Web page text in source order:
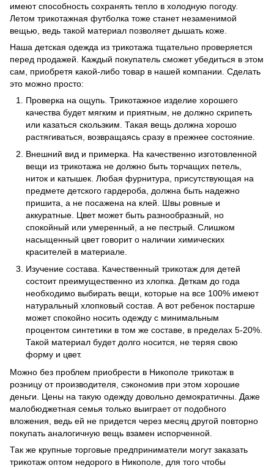
имеют способность сохранять тепло в холодную погоду.
Летом трикотажная футболка тоже станет незаменимой
вещью, ведь такой материал позволяет дышать коже.
Наша детская одежда из трикотажа тщательно проверяется
перед продажей. Каждый покупатель сможет убедиться в этом
сам, приобретя какой-либо товар в нашей компании. Сделать
это можно просто:
Проверка на ощупь. Трикотажное изделие хорошего
качества будет мягким и приятным, не должно скрипеть
или казаться скользким. Такая вещь должна хорошо
растягиваться, возвращаясь сразу в прежнее состояние.
Внешний вид и примерка. На качественно изготовленной
вещи из трикотажа не должно быть торчащих петель,
ниток и катышек. Любая фурнитура, присутствующая на
предмете детского гардероба, должна быть надежно
пришита, а не посажена на клей. Швы ровные и
аккуратные. Цвет может быть разнообразный, но
спокойный или умеренный, а не пестрый. Слишком
насыщенный цвет говорит о наличии химических
красителей в материале.
Изучение состава. Качественный трикотаж для детей
состоит преимущественно из хлопка. Деткам до года
необходимо выбирать вещи, которые на все 100% имеют
натуральный хлопковый состав. А вот ребенок постарше
может спокойно носить одежду с минимальным
процентом синтетики в том же составе, в пределах 5-20%.
Такой материал будет долго носится, не теряя свою
форму и цвет.
Можно без проблем приобрести в Никополе трикотаж в
розницу от производителя, сэкономив при этом хорошие
деньги. Цены на такую одежду довольно демократичны. Даже
малобюджетная семья только выиграет от подобного
вложения, ведь ей не придется через месяц другой повторно
покупать аналогичную вещь взамен испорченной.
Так же крупные торговые предприниматели могут заказать
трикотаж оптом недорого в Никополе, для того чтобы